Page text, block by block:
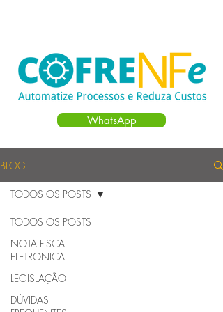
WhatsApp
BLOG
TODOS OS POSTS
NOTA FISCAL
ELETRONICA
LEGISLAÇÃO
DÚVIDAS
TODOS OS POSTS